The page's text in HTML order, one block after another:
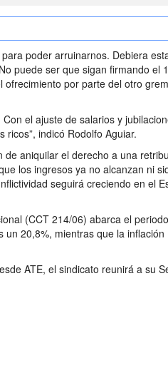
poder arruinarnos. Debiera
puede ser que sigan firmando el
por parte del otro
el ajuste de salarios y
indicó Rodolfo Aguiar.
aniquilar el derecho a una
los ingresos ya no alcanzan ni
seguirá creciendo en el
(CCT 214/06) abarca el
20,8%, mientras que la
ATE, el sindicato reunirá a su